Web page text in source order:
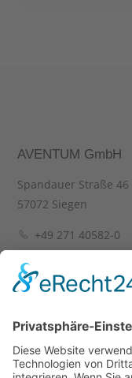
AVENTUM GmbH
Spandauer Straße 46
57072 Siegen
+49 271 40582-0
+49 271 40582-29
Das könnte Sie